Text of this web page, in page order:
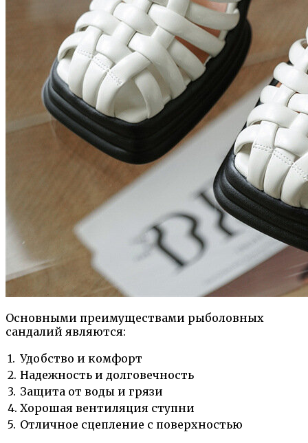
Основными преимуществами рыболовных
сандалий являются:
1. Удобство и комфорт
2. Надежность и долговечность
3. Защита от воды и грязи
4. Хорошая вентиляция ступни
5. Отличное сцепление с поверхностью